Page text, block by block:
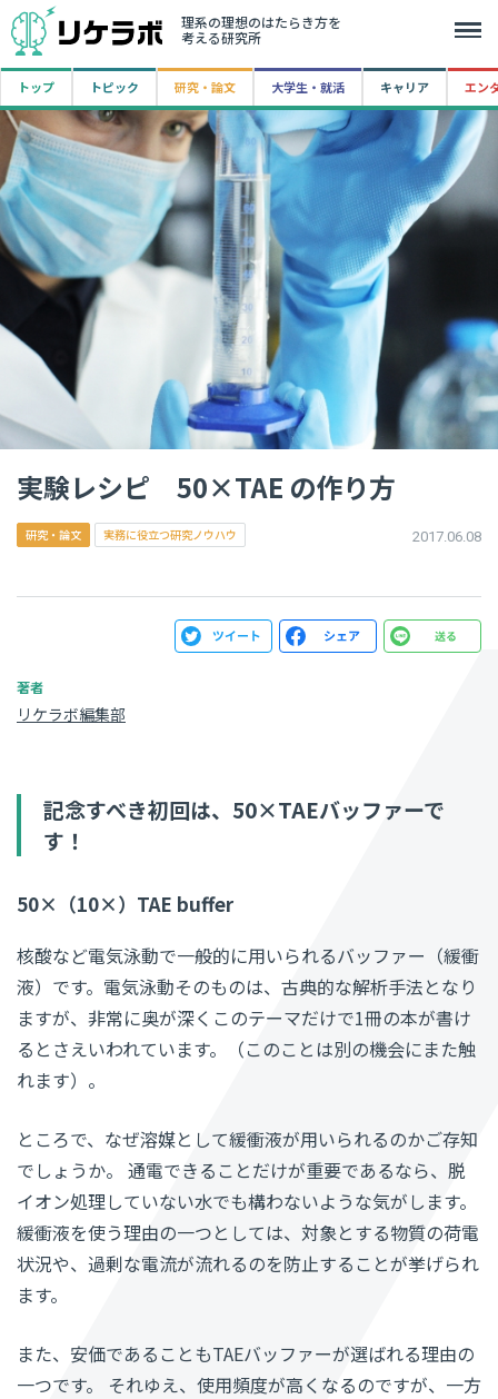
理系の理想のはたらき方を
考える研究所
トップ トピック 研究・論文 大学生・就活 キャリア エン
実験レシピ 50×TAE の作り方
研究・論文 実務に役立つ研究ノウハウ 2017.06.08
リケラボ編集部
記念すべき初回は、50×TAEバッファーで
す！
50×（10×）TAE buffer
核酸など電気泳動で一般的に用いられるバッファー（緩衝
液）です。電気泳動そのものは、古典的な解析手法となり
ますが、非常に奥が深くこのテーマだけで1冊の本が書け
るとさえいわれています。（このことは別の機会にまた触
れます）。
ところで、なぜ溶媒として緩衝液が用いられるのかご存知
でしょうか。 通電できることだけが重要であるなら、脱
イオン処理していない水でも構わないような気がします。
緩衝液を使う理由の一つとしては、対象とする物質の荷電
状況や、過剰な電流が流れるのを防止することが挙げられ
ます。
また、安価であることもTAEバッファーが選ばれる理由の
一つです。 それゆえ、使用頻度が高くなるのですが、一方